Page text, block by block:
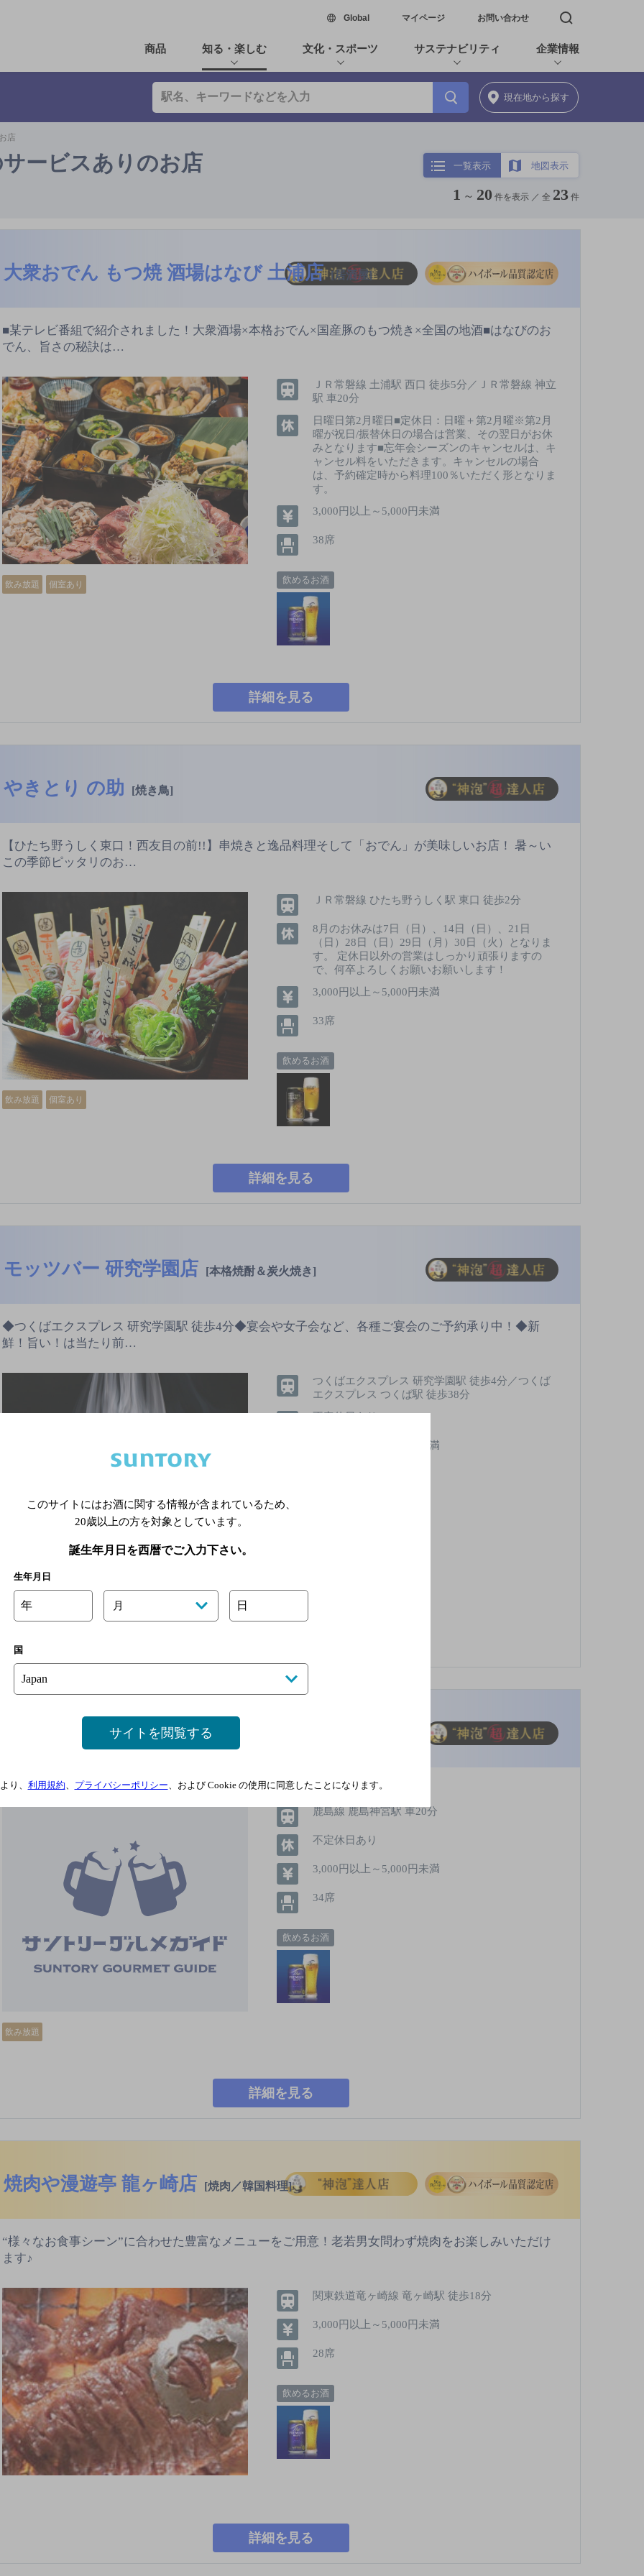
Global新しいウィンドウで開く
マイページ お問い合わせ 検索窓を開く
商品 知る・楽しむ 文化・スポーツ サステナビリティ 企業情報
現在地から探す
店
ービスありのお店 一覧表示 地図表示
1 ～ 20 件を表示 ／ 全 23 件
大衆おでん もつ焼 酒場はなび 土浦店 [居酒屋]
■某テレビ番組で紹介されました！大衆酒場×本格おでん×国産豚のもつ焼き×全国の地酒■はなびのお
でん、旨さの秘訣は…
飲み放題 個室あり
ＪＲ常磐線 土浦駅 西口 徒歩5分／ＪＲ常磐線 神立
駅 車20分
日曜日第2月曜日■定休日：日曜＋第2月曜※第2月
曜が祝日/振替休日の場合は営業、その翌日がお休
みとなります■忘年会シーズンのキャンセルは、キ
ャンセル料をいただきます。キャンセルの場合
は、予約確定時から料理100％いただく形となりま
す。
3,000円以上～5,000円未満
38席
飲めるお酒
詳細を見る
やきとり の助 [焼き鳥]
【ひたち野うしく東口！西友目の前!!】串焼きと逸品料理そして「おでん」が美味しいお店！ 暑～い
この季節ピッタリのお…
飲み放題 個室あり
ＪＲ常磐線 ひたち野うしく駅 東口 徒歩2分
8月のお休みは7日（日）、14日（日）、21日
（日）28日（日）29日（月）30日（火）となりま
す。 定休日以外の営業はしっかり頑張りますの
で、何卒よろしくお願いお願いします！
3,000円以上～5,000円未満
33席
飲めるお酒
詳細を見る
モッツバー 研究学園店 [本格焼酎＆炭火焼き]
◆つくばエクスプレス 研究学園駅 徒歩4分◆宴会や女子会など、各種ご宴会のご予約承り中！◆新
鮮！旨い！は当たり前…
飲み放題 個室あり
つくばエクスプレス 研究学園駅 徒歩4分／つくば
エクスプレス つくば駅 徒歩38分
不定休日あり
3,000円以上～5,000円未満
炭火串焼 ガキゲン 神栖店
飲み放題
鹿島線 鹿島神宮駅 車20分
不定休日あり
3,000円以上～5,000円未満
34席
飲めるお酒
詳細を見る
焼肉や漫遊亭 龍ヶ崎店 [焼肉／韓国料理]
“様々なお食事シーン”に合わせた豊富なメニューをご用意！老若男女問わず焼肉をお楽しみいただけ
ます♪
関東鉄道竜ヶ崎線 竜ヶ崎駅 徒歩18分
3,000円以上～5,000円未満
28席
飲めるお酒
詳細を見る
このサイトにはお酒に関する情報が含まれているため、
20歳以上の方を対象としています。
誕生年月日を西暦でご入力下さい。
生年月日
年 月 日
国
サイトを閲覧する
り、 利用規約、 プライバシーポリシー、および Cookie の使用に同意したことになります。